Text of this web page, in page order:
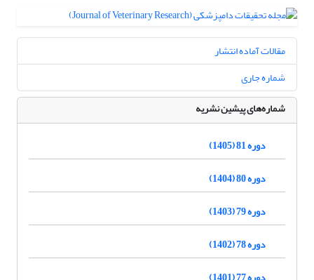
مقالات آماده انتشار
شماره جاری
شماره‌های پیشین نشریه
دوره 81 (1405)
دوره 80 (1404)
دوره 79 (1403)
دوره 78 (1402)